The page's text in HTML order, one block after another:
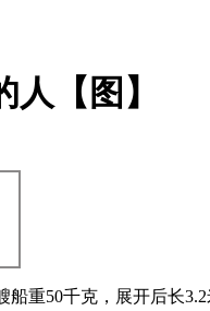
【图】
50千克，展开后长3.2